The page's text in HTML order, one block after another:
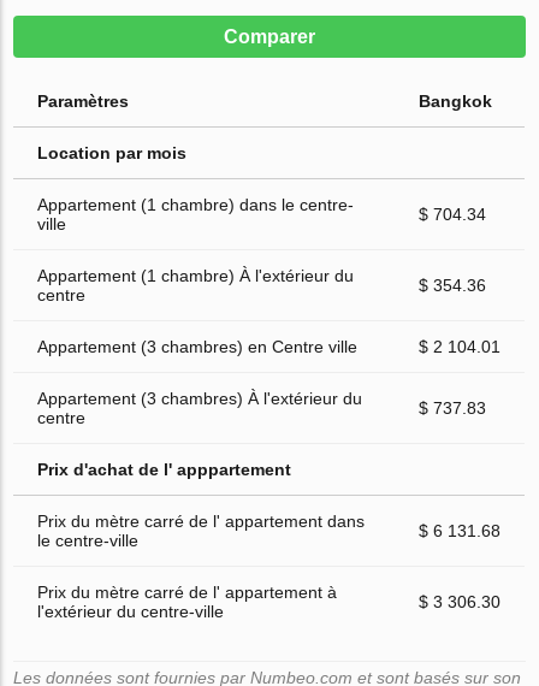
Comparer
Paramètres Bangkok
Location par mois
Appartement (1 chambre) dans le centre-
ville
$ 704.34
Appartement (1 chambre) À l'extérieur du
centre
$ 354.36
Appartement (3 chambres) en Centre ville $ 2 104.01
Appartement (3 chambres) À l'extérieur du
centre
$ 737.83
Prix d'achat de l' apppartement
Prix du mètre carré de l' appartement dans
le centre-ville
$ 6 131.68
Prix du mètre carré de l' appartement à
l'extérieur du centre-ville
$ 3 306.30
Les données sont fournies par Numbeo.com et sont basés sur son